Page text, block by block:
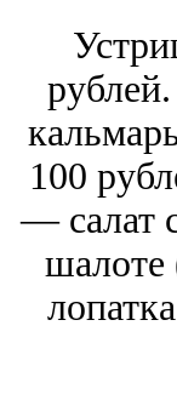
100
— салат
шалоте